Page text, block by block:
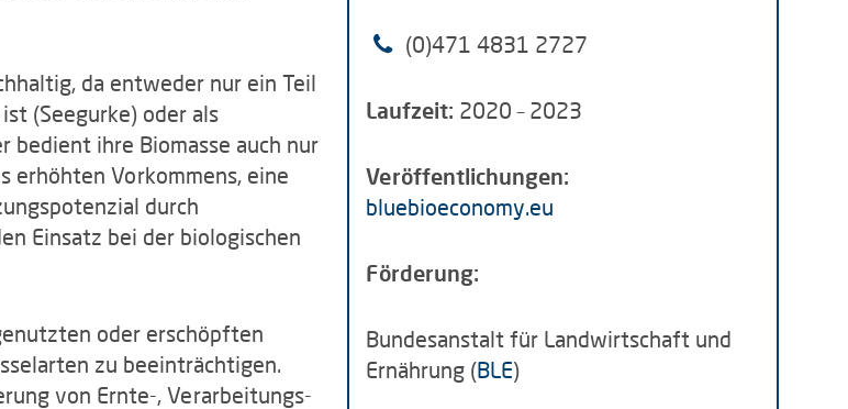
da entweder nur ein Teil
(Seegurke) oder als
bedient ihre Biomasse auch nur
erhöhten Vorkommens, eine
durch
Einsatz bei der biologischen
oder erschöpften
zu beeinträchtigen.
von Ernte-, Verarbeitungs-
(0)471 4831 2727
Laufzeit: 2020 – 2023
Veröffentlichungen:
bluebioeconomy.eu
Förderung:
Bundesanstalt für Landwirtschaft und
Ernährung (BLE)